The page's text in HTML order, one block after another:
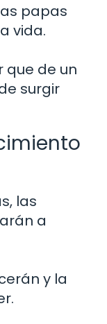
papas
vida.
que de un
surgir
las
a
y la